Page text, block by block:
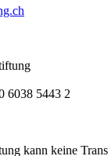
6038 5443 2
kann keine